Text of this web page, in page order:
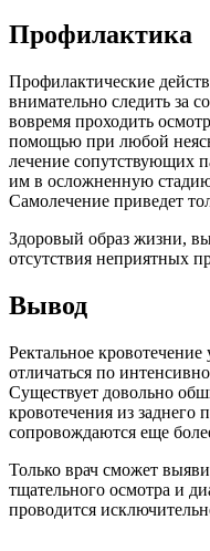
Профилактика
Профилактические
внимательно следить за
вовремя проходить
помощью при любой
лечение сопутствующих
им в осложненную
Самолечение приведет
Здоровый образ жизни,
отсутствия неприятных
Вывод
Ректальное
отличаться по
Существует довольно
кровотечения из заднего
сопровождаются еще
Только врач сможет
тщательного осмотра и
проводится